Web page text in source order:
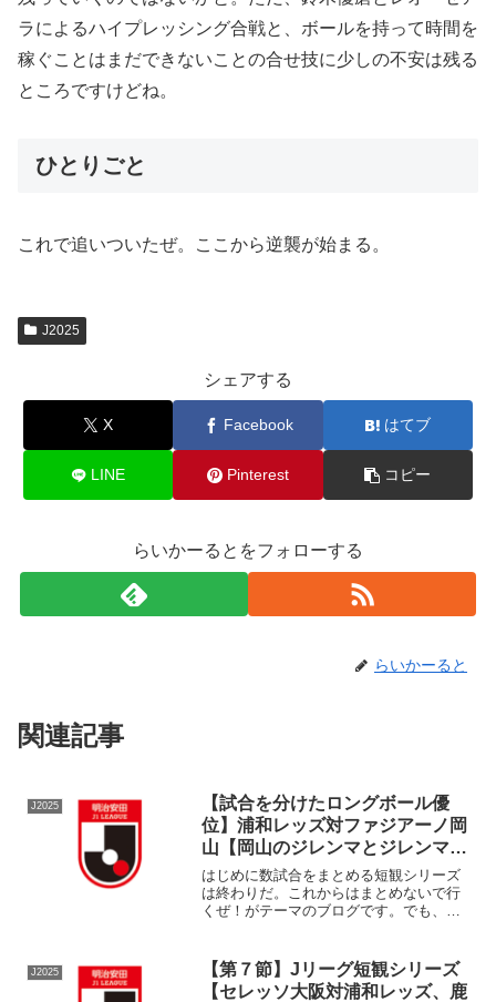
ラによるハイプレッシング合戦と、ボールを持って時間を
稼ぐことはまだできないことの合せ技に少しの不安は残る
ところですけどね。
ひとりごと
これで追いついたぜ。ここから逆襲が始まる。
J2025
シェアする
X Facebook はてブ
LINE Pinterest コピー
らいかーるとをフォローする
らいかーると
関連記事
J2025
【試合を分けたロングボール優
位】浦和レッズ対ファジアーノ岡
山【岡山のジレンマとジレンマを
解決しそうになったもの】
はじめに数試合をまとめる短観シリーズ
は終わりだ。これからはまとめないで行
くぜ！がテーマのブログです。でも、内
やら。浦和レッズ対ファジアーノ岡山気
がついたら崖っぷちの浦和...
J2025
【第７節】Jリーグ短観シリーズ
【セレッソ大阪対浦和レッズ、鹿